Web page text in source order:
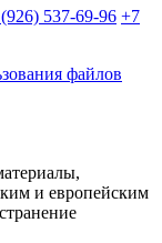
537-69-96 +7
файлов
и европейским